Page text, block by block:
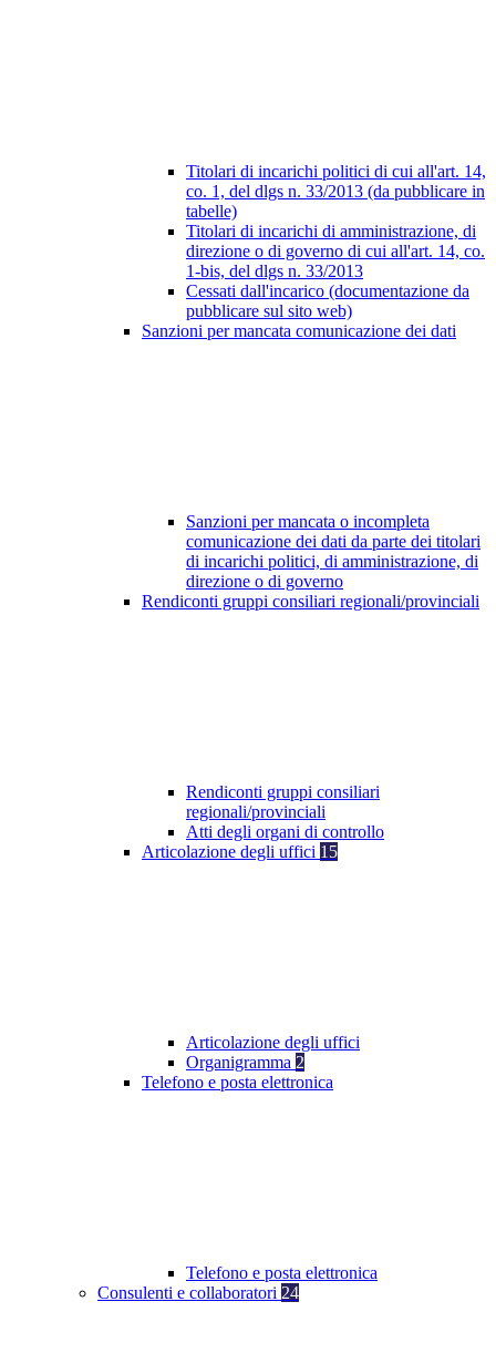
Titolari di incarichi politici di cui all'art. 14,
co. 1, del dlgs n. 33/2013 (da pubblicare in
tabelle)
Titolari di incarichi di amministrazione, di
direzione o di governo di cui all'art. 14, co.
1-bis, del dlgs n. 33/2013
Cessati dall'incarico (documentazione da
pubblicare sul sito web)
Sanzioni per mancata comunicazione dei dati
Sanzioni per mancata o incompleta
comunicazione dei dati da parte dei titolari
di incarichi politici, di amministrazione, di
direzione o di governo
Rendiconti gruppi consiliari regionali/provinciali
Rendiconti gruppi consiliari
regionali/provinciali
Atti degli organi di controllo
Articolazione degli uffici 15
Articolazione degli uffici
Organigramma 2
Telefono e posta elettronica
Telefono e posta elettronica
Consulenti e collaboratori 24